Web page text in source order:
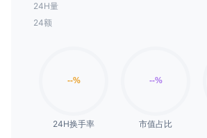
24H量
24额
24H换手率 市值占比